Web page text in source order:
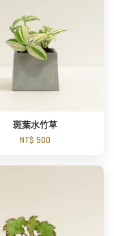
斑葉水竹草
NT$ 500